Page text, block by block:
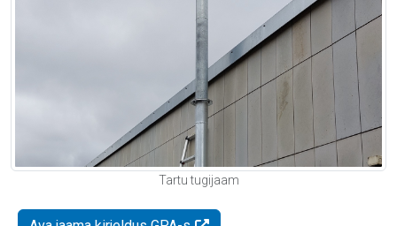
Tartu tugijaam